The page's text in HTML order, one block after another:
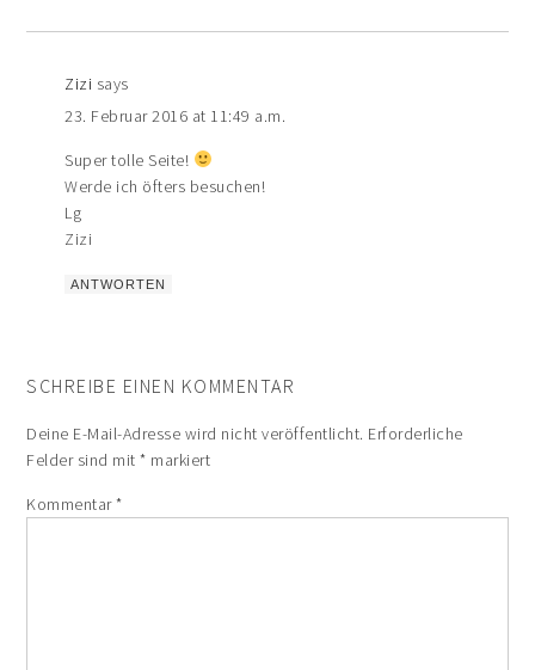
Zizi says
23. Februar 2016 at 11:49 a.m.
Super tolle Seite!
Werde ich öfters besuchen!
Lg
Zizi
ANTWORTEN
SCHREIBE EINEN KOMMENTAR
Deine E-Mail-Adresse wird nicht veröffentlicht. Erforderliche
Felder sind mit* markiert
Kommentar*